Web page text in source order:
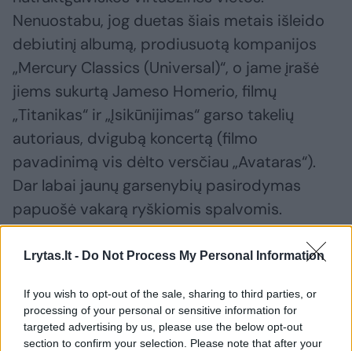
Lrytas.lt - Do Not Process My Personal Information
If you wish to opt-out of the sale, sharing to third parties, or
processing of your personal or sensitive information for
targeted advertising by us, please use the below opt-out
section to confirm your selection. Please note that after your
Nenuostabu, jog duetas šiais metais išleido
debiutinį albumą, prodiusuotą kompanijos
„Mercury Classics (Universal)“, o jame įrašė
jiems sukurtą Jameso Homerio, filmų
„Titanikas“ ir „Įsikūnijimas“ garso takelių
autoriaus, dvigubą koncertą (filmo
pavadinimą vis dėlto versčiau „Avataras“).
Dar labai jaunų garsenybių pasirodymas
papuošė vakarą ryškiomis spalvomis.
Antroje dalyje – Camille Saint-Saënso
simfonija Nr. 3 c-moll, op. 78 F. Liszto
atminimui. „Vargonų simfonijoje“ vargonų
partiją atliko Renata Marcinkutė-Lesieur.